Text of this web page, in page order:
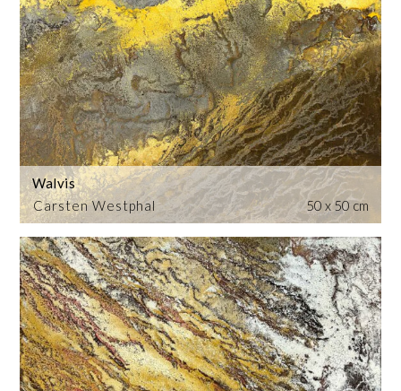
Carsten Westphal
Walvis
50 x 50 cm